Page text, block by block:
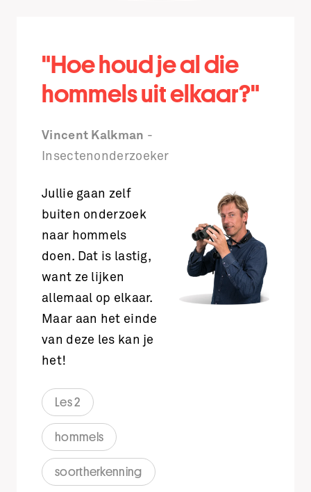
"Hoe houd je al die
hommels uit elkaar?"
Vincent Kalkman -
Insectenonderzoeker
Jullie gaan zelf
buiten onderzoek
naar hommels
doen. Dat is lastig,
want ze lijken
allemaal op elkaar.
Maar aan het einde
van deze les kan je
het!
Les 2
hommels
soortherkenning